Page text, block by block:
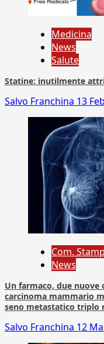
Medicina
News
Salute
Statine: inutilmente
Salvo Franchina 13
Com.
News
Un farmaco, due
carcinoma mammario
seno metastatico triplo
Salvo Franchina 12